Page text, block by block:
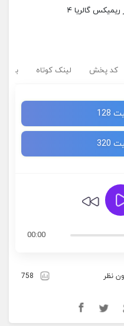
کد پخش لینک کوتاه
00:00
نظر 758